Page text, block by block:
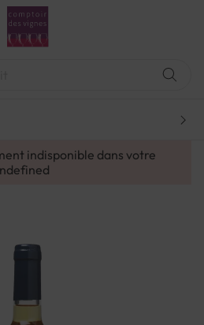
indisponible dans votre